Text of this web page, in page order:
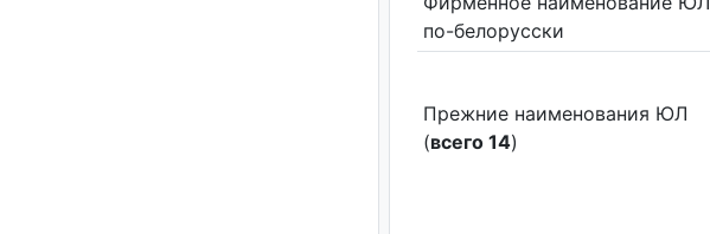
по-белорусски
Прежние наименования ЮЛ
(всего 14)